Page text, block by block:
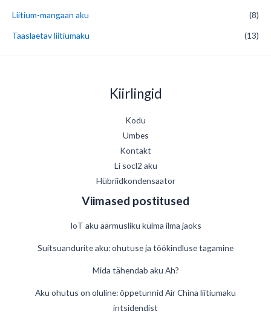
Liitium-mangaan aku (8)
Taaslaetav liitiumaku (13)
Kiirlingid
Kodu
Umbes
Kontakt
Li socl2 aku
Hübriidkondensaator
Viimased postitused
IoT aku äärmusliku külma ilma jaoks
Suitsuandurite aku: ohutuse ja töökindluse tagamine
Mida tähendab aku Ah?
Aku ohutus on oluline: õppetunnid Air China liitiumaku
intsidendist
German